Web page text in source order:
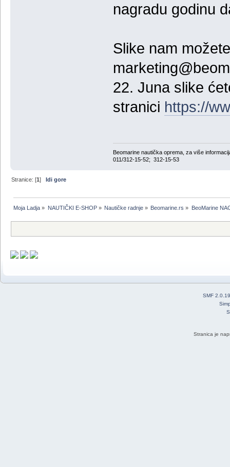
nagradu godinu
Slike nam
22. Juna slike
stranici https://
Beomarine nautička oprema, za više
011/312-15-52; 312-15-53
Stranice: [1] Idi gore
Moja Ladja » NAUTIČKI E-SHOP» Nautičke radnje» Beomarine.rs » BeoMarine
SMF 2.0.19
Stranica je